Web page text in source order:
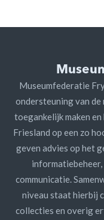
Museumfederatie
ondersteuning van de
toegankelijk maken
Friesland op een zo
geven advies op het
informatiebeheer,
communicatie.
niveau staat hierbij
collecties en overig